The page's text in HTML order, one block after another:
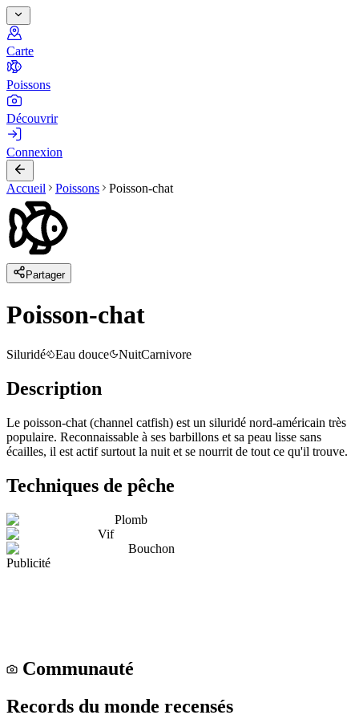
Carte
Poissons
Découvrir
Connexion
Accueil Poissons Poisson-chat
Partager
Poisson-chat
Siluridé Eau douce NuitCarnivore
Description
Le poisson-chat (channel catfish) est un siluridé nord-américain très
populaire. Reconnaissable à ses barbillons et sa peau lisse sans
écailles, il est actif surtout la nuit et se nourrit de tout ce qu'il trouve.
Techniques de pêche
Plomb
Vif
Bouchon
Publicité
Communauté
Records du monde recensés